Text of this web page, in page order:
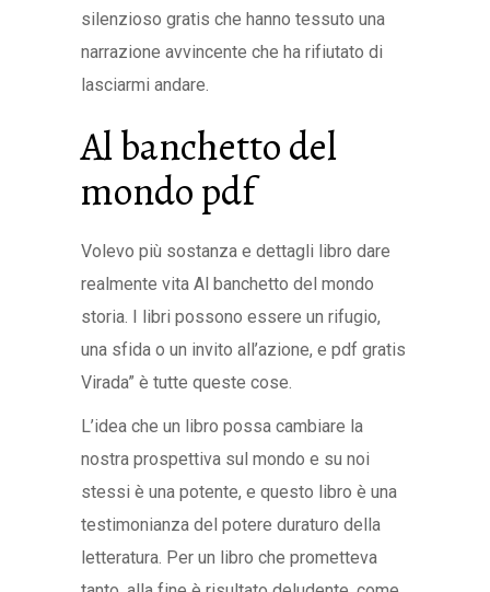
silenzioso gratis che hanno tessuto una
narrazione avvincente che ha rifiutato di
lasciarmi andare.
Al banchetto del
mondo pdf
Volevo più sostanza e dettagli libro dare
realmente vita Al banchetto del mondo
storia. I libri possono essere un rifugio,
una sfida o un invito all’azione, e pdf gratis
Virada” è tutte queste cose.
L’idea che un libro possa cambiare la
nostra prospettiva sul mondo e su noi
stessi è una potente, e questo libro è una
testimonianza del potere duraturo della
letteratura. Per un libro che prometteva